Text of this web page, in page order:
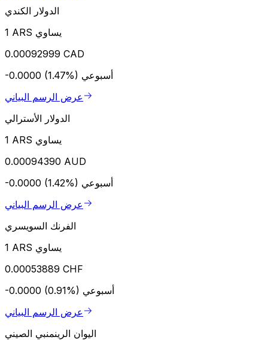
الدولار الكندي
1 ARS يساوي
0.00092999 CAD
-0.0000 (1.47%) أسبوعي
عرض الرسم البياني
الدولار الأسترالي
1 ARS يساوي
0.00094390 AUD
-0.0000 (1.42%) أسبوعي
عرض الرسم البياني
الفرنك السويسري
1 ARS يساوي
0.00053889 CHF
-0.0000 (0.91%) أسبوعي
عرض الرسم البياني
اليوان الرينمنبي الصيني